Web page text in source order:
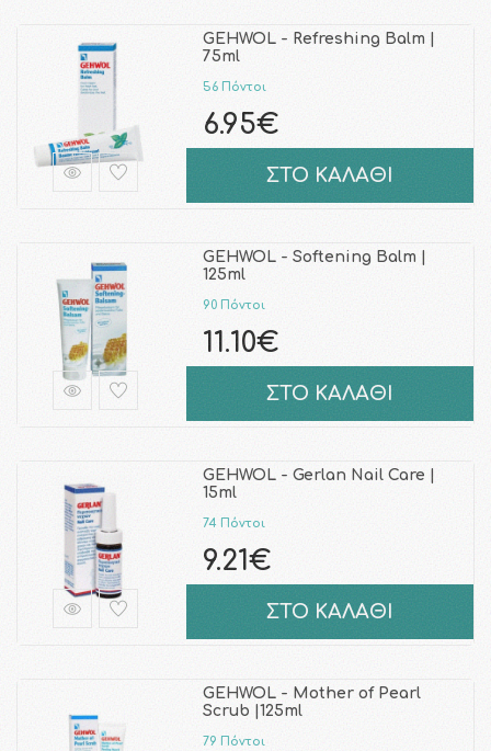
GEHWOL - Refreshing Balm |
75ml
56 Πόντοι
6.95€
ΣΤΟ ΚΑΛΑΘΙ
GEHWOL - Softening Balm |
125ml
90 Πόντοι
11.10€
ΣΤΟ ΚΑΛΑΘΙ
GEHWOL - Gerlan Nail Care |
15ml
74 Πόντοι
9.21€
ΣΤΟ ΚΑΛΑΘΙ
GEHWOL - Mother of Pearl
Scrub |125ml
79 Πόντοι